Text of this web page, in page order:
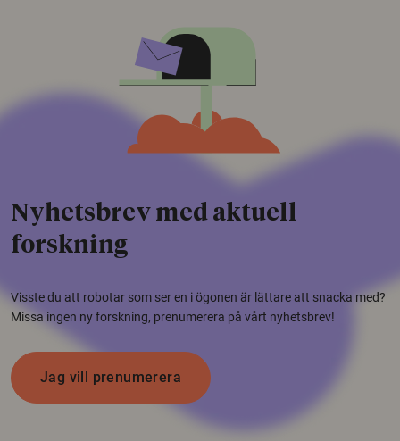
Nyhetsbrev med aktuell
forskning
Visste du att robotar som ser en i ögonen är lättare att snacka med?
Missa ingen ny forskning, prenumerera på vårt nyhetsbrev!
Jag vill prenumerera